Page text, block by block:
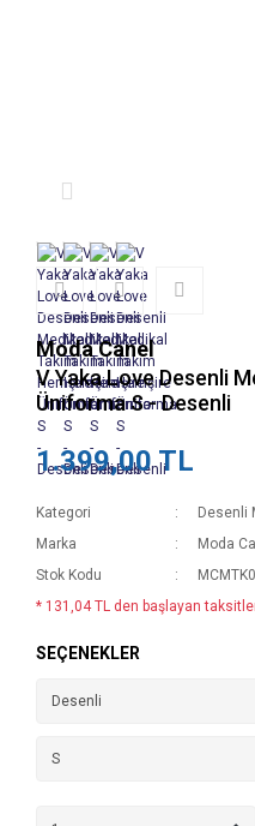
Moda Canel
V Yaka Love Desenli
Üniforma S - Desenli
1.399,00 TL
Kategori
Desenli
Marka
Moda
Stok Kodu
* 131,04 TL den başlayan
SEÇENEKLER